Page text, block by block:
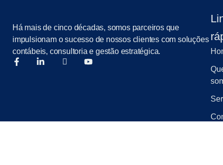
Há mais de cinco décadas, somos parceiros que
impulsionam o sucesso de nossos clientes com soluções
contábeis, consultoria e gestão estratégica.